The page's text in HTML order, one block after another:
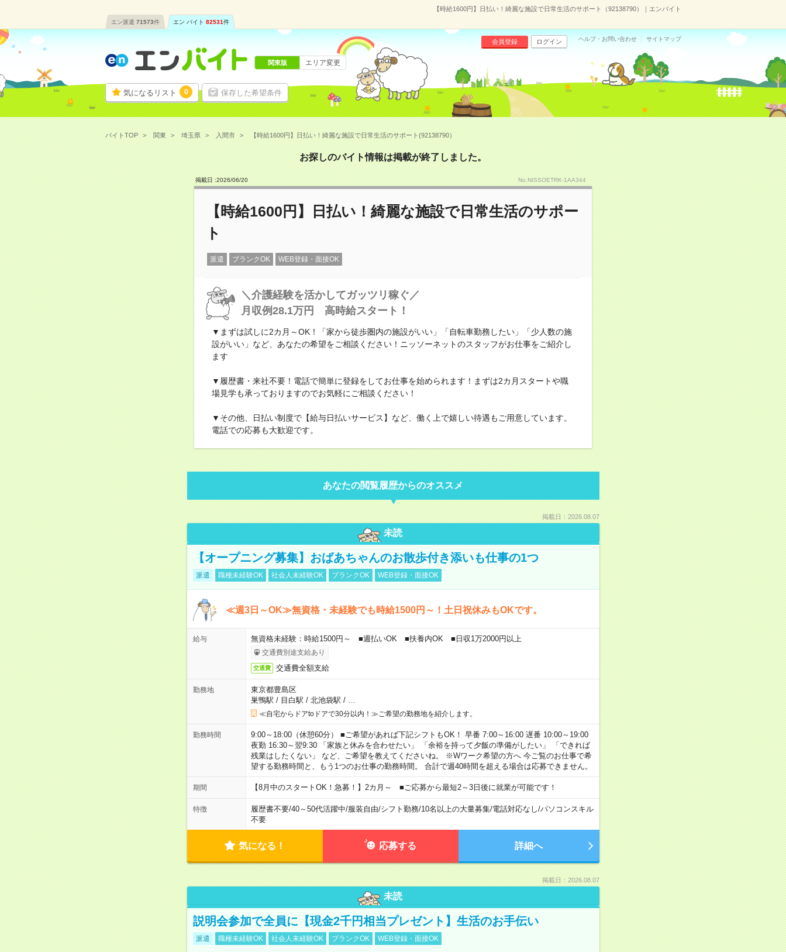
【時給1600円】日払い！綺麗な施設で日常生活のサポート（92138790）｜エンバイト
エン派遣 71573件 エン バイト 82531件
気になるリスト 0 保存した希望条件
会員登録 ログイン ヘルプ・お問い合わせ サイトマップ
関東版 エリア変更
バイトTOP 関東 埼玉県 入間市 【時給1600円】日払い！綺麗な施設で日常生活のサポート(92138790）
お探しのバイト情報は掲載が終了しました。
掲載日 :2026/06/20 No.NISSOETRK-1AA344
【時給1600円】日払い！綺麗な施設で日常生活のサポー
ト
派遣 ブランクOK WEB登録・面接OK
＼介護経験を活かしてガッツリ稼ぐ／
月収例28.1万円 高時給スタート！
▼まずは試しに2カ月～OK！「家から徒歩圏内の施設がいい」「自転車勤務したい」「少人数の施
設がいい」など、あなたの希望をご相談ください！ニッソーネットのスタッフがお仕事をご紹介し
ます
▼履歴書・来社不要！電話で簡単に登録をしてお仕事を始められます！まずは2カ月スタートや職
場見学も承っておりますのでお気軽にご相談ください！
▼その他、日払い制度で【給与日払いサービス】など、働く上で嬉しい待遇もご用意しています。
電話での応募も大歓迎です。
あなたの閲覧履歴からのオススメ
掲載日：2026.08.07
未読
【オープニング募集】おばあちゃんのお散歩付き添いも仕事の1つ
派遣 職種未経験OK 社会人未経験OK ブランクOK WEB登録・面接OK
≪週3日～OK≫無資格・未経験でも時給1500円～！土日祝休みもOKです。
給与 無資格未経験：時給1500円～ ■週払いOK ■扶養内OK ■日収1万2000円以上
交通費別途支給あり
交通費 交通費全額支給
勤務地
東京都豊島区
巣鴨駅 / 目白駅 / 北池袋駅 /
≪自宅からドアtoドアで30分以内！≫ご希望の勤務地を紹介します。
勤務時間
9:00～18:00（休憩60分） ■ご希望があれば下記シフトもOK！ 早番 7:00～16:00 遅番 10:00～19:00
夜勤 16:30～翌9:30 「家族と休みを合わせたい」 「余裕を持って夕飯の準備がしたい」 「できれば
残業はしたくない」 など、ご希望を教えてくださいね。 ※Wワーク希望の方へ 今ご覧のお仕事で希
望する勤務時間と、もう1つのお仕事の勤務時間。 合計で週40時間を超える場合は応募できません。
期間 【8月中のスタートOK！急募！】2カ月～ ■ご応募から最短2～3日後に就業が可能です！
特徴 履歴書不要/40～50代活躍中/服装自由/シフト勤務/10名以上の大量募集/電話対応なし/パソコンスキル
不要
気になる！ 応募する 詳細へ
掲載日：2026.08.07
未読
説明会参加で全員に【現金2千円相当プレゼント】生活のお手伝い
派遣 職種未経験OK 社会人未経験OK ブランクOK WEB登録・面接OK